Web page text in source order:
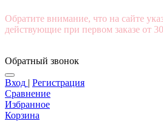
Обратите внимание, что на сайте
действующие при первом заказе от
Обратный звонок
Вход | Регистрация
Сравнение
Избранное
Корзина